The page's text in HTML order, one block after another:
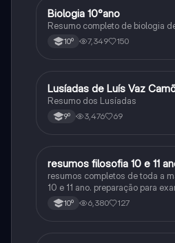
Biologia
Biologia 10°ano
Resumo completo de biologia
10º 7,349 150
Português
Lusíadas de Luís Vaz
Resumo dos Lusíadas
9º 3,476 69
Filosofia
resumos filosofia 10 e 11
resumos completos de toda a
10 e 11 ano. preparação para
10º 6,380 127